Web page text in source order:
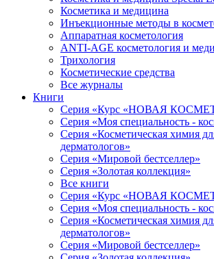
Косметика и медицина
Инъекционные методы в
Аппаратная косметология
ANTI-AGE косметология и
Трихология
Косметические средства
Все журналы
Книги
Серия «Курс «НОВАЯ
Серия «Моя специальность -
Серия «Косметическая химия
дерматологов»
Серия «Мировой бестселлер»
Серия «Золотая коллекция»
Все книги
Серия «Курс «НОВАЯ
Серия «Моя специальность -
Серия «Косметическая химия
дерматологов»
Серия «Мировой бестселлер»